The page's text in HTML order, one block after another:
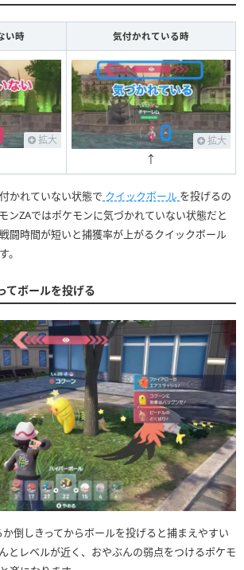
い時 気付かれている時
拡大 拡大
↑
かれていない状態で クイックボール を投げるの
ンZAではポケモンに気づかれていない状態だと
闘時間が短いと捕獲率が上がるクイックボール
。
てボールを投げる
倒しきってからボールを投げると捕まえやすい
とレベルが近く、おやぶんの弱点をつけるポケモ